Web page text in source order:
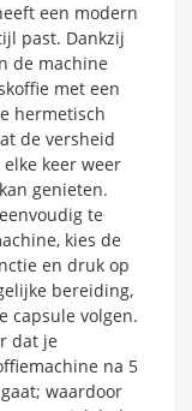
een modern
past. Dankzij
de machine
met een
hermetisch
de versheid
keer weer
genieten.
te
kies de
en druk op
bereiding,
capsule volgen.
dat je
na 5
waardoor